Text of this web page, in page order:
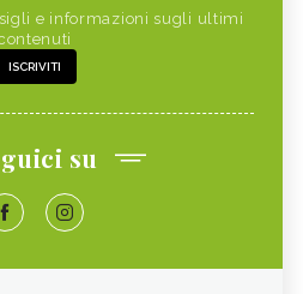
e informazioni sugli ultimi
ISCRIVITI
su